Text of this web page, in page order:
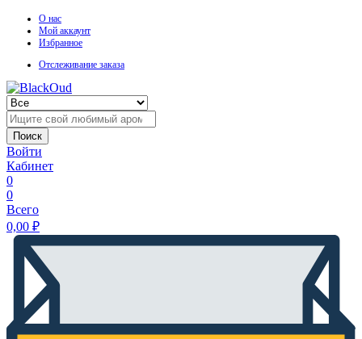
О нас
Мой аккаунт
Избранное
Отслеживание заказа
Поиск
Войти
Кабинет
0
0
Всего
0,00 ₽